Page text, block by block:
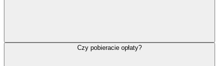
Czy pobieracie opłaty?